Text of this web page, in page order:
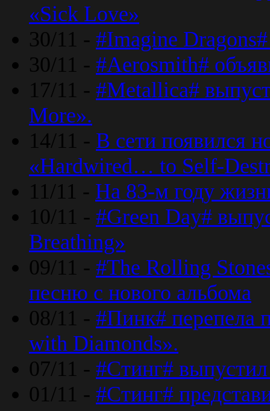
«Sick Love»
30/11 - #Imagine
30/11 - #Aerosmith#
17/11 - #Metallica#
More».
14/11 - В сети появился
«Hardwired… to Self-
11/11 - На 83-м году
10/11 - #Green Day#
Breathing»
09/11 - #The Rolling
песню с нового альбома
08/11 - #Пинк# перепела
with Diamonds».
07/11 - #Стинг#
01/11 - #Стинг#